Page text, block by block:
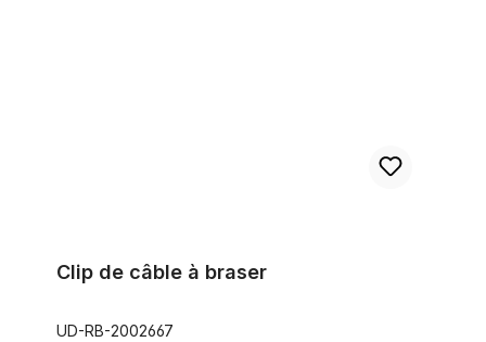
Clip de câble à braser
UD-RB-2002667